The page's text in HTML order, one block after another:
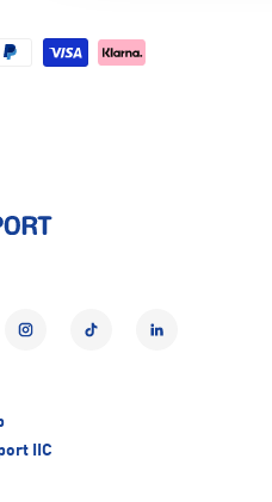
InstagramTikTok LinkedIn
IIC